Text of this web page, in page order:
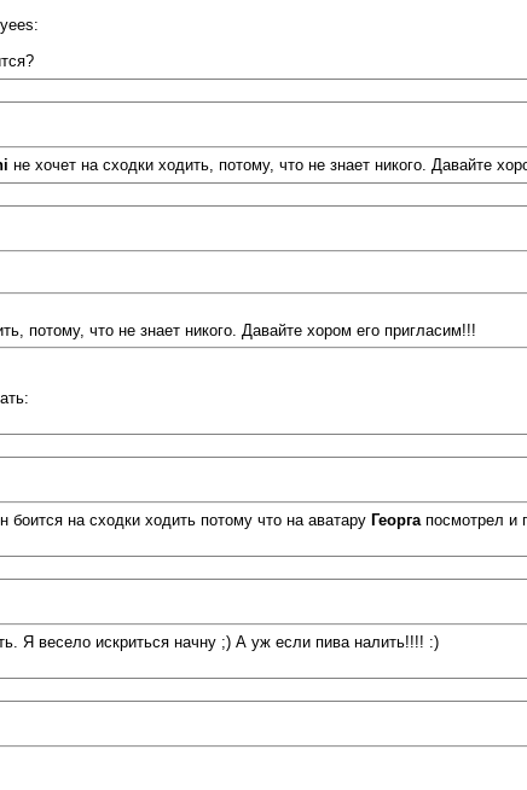
не хочет на сходки ходить, потому, что не знает никого. Давайте
потому, что не знает никого. Давайте хором его пригласим!!!
на сходки ходить потому что на аватару Георгапосмотрел и
Я весело искриться начну ;) А уж если пива налить!!!! :)